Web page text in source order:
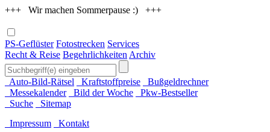
+++ Wir machen Sommerpause :) +++
PS-Geflüster Fotostrecken Services
Recht & Reise Begehrlichkeiten Archiv
Auto-Bild-Rätsel Kraftstoffpreise
Bußgeldrechner
Messekalender
Bild der Woche
Pkw-Bestseller
Suche
Sitemap
Impressum
Kontakt